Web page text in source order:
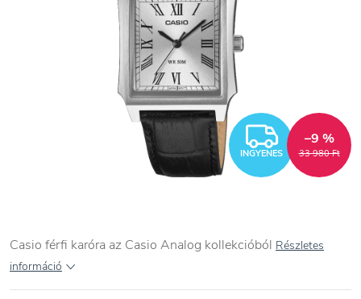
INGYENES 33 980 Ft
–9 %
Casio férfi karóra az Casio Analog kollekcióból Részletes
információ